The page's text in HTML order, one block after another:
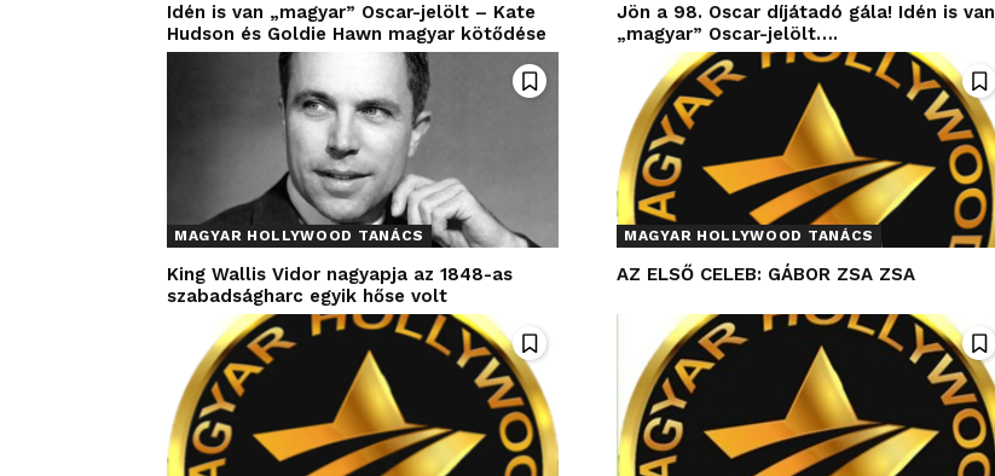
Idén is van „magyar” Oscar-jelölt – Kate
Hudson és Goldie Hawn magyar kötődése
Jön a 98. Oscar díjátadó gála! Idén is van
„magyar” Oscar-jelölt….
MAGYAR HOLLYWOOD TANÁCS
King Wallis Vidor nagyapja az 1848-as
szabadságharc egyik hőse volt
MAGYAR HOLLYWOOD TANÁCS
AZ ELSŐ CELEB: GÁBOR ZSA ZSA